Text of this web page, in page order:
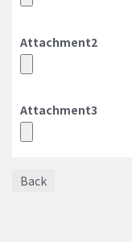
Attachment2
Attachment3
Back